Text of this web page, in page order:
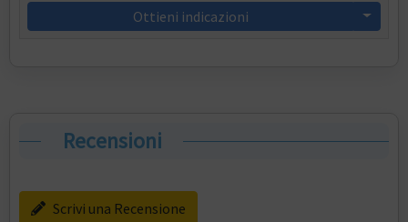
Ottieni indicazioni
Recensioni
Scrivi una Recensione